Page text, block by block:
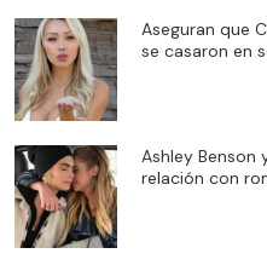
Aseguran que
se casaron en
Ashley Benson
relación con